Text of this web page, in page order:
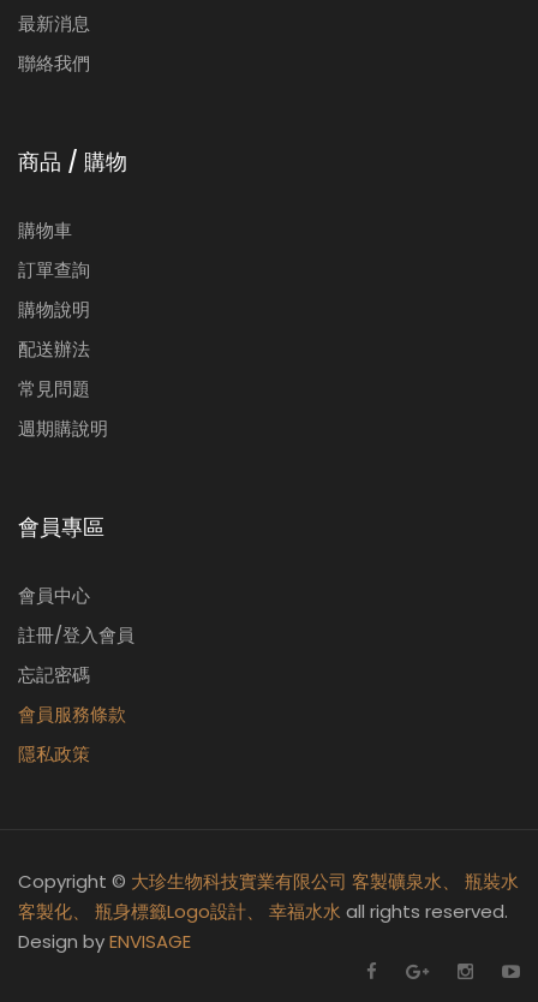
最新消息
聯絡我們
商品 / 購物
購物車
訂單查詢
購物說明
配送辦法
常見問題
週期購說明
會員專區
會員中心
註冊/登入會員
忘記密碼
會員服務條款
隱私政策
Copyright © 大珍生物科技實業有限公司 客製礦泉水、
瓶裝水
客製化、
瓶身標籤Logo設計、 幸福水水 all rights reserved.
Design byENVISAGE